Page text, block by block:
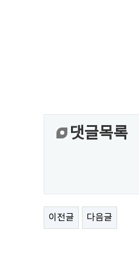
댓글목록
이전글 다음글